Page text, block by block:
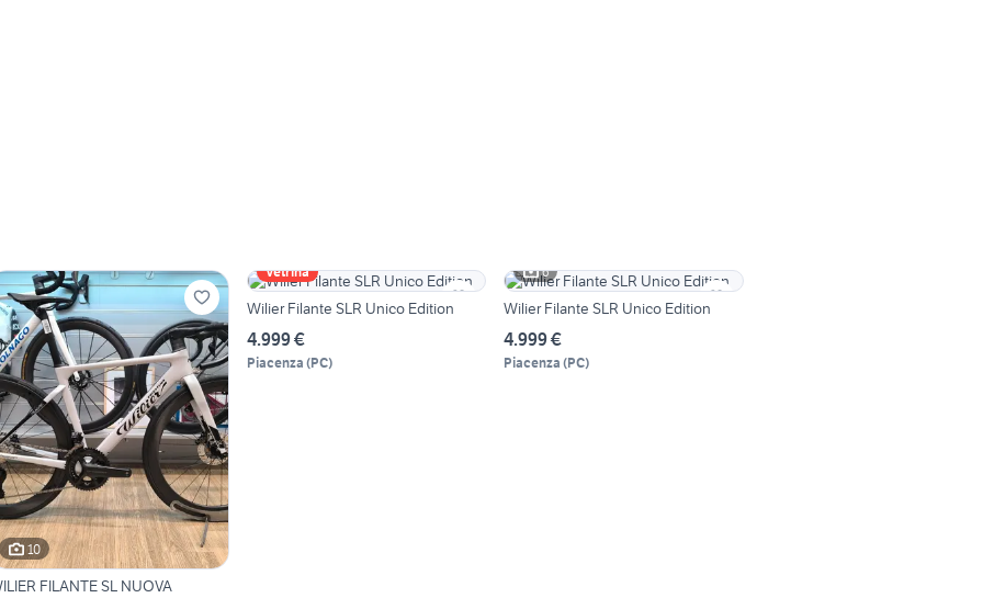
10
FILANTE SL NUOVA
Vetrina
Wilier Filante SLR Unico Edition
4.999 €
Piacenza (PC)
6
Wilier Filante SLR Unico Edition
4.999 €
Piacenza (PC)